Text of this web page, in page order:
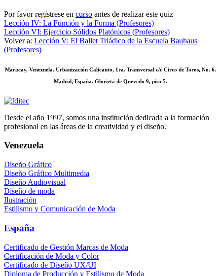
Por favor regístrese en curso antes de realizar este quiz
Lección IV: La Función y la Forma (Profesores)
Lección VI: Ejercicio Sólidos Platónicos (Profesores)
Volver a: Lección V: El Ballet Triádico de la Escuela Bauhaus
(Profesores)
Maracay, Venezuela. Urbanización Calicanto, 1ra. Transversal c/c Circo de Toros, No. 6.
Madrid, España. Glorieta de Quevedo 9, piso 5.
Desde el año 1997, somos una institución dedicada a la formación
profesional en las áreas de la creatividad y el diseño.
Venezuela
Diseño Gráfico
Diseño Gráfico Multimedia
Diseño Audiovisual
Diseño de moda
Ilustración
Estilismo y Comunicación de Moda
España
Certificado de Gestión Marcas de Moda
Certificación de Moda y Color
Certificado de Diseño UX/UI
Diploma de Producción y Estilismo de Moda